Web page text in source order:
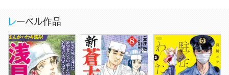
レーベル作品